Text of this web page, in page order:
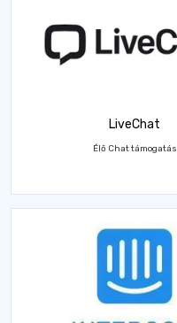
LiveChat
Élő Chat támogatás